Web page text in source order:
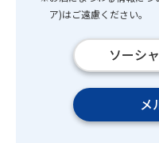
ア)はご遠慮ください。
ソーシ
メ